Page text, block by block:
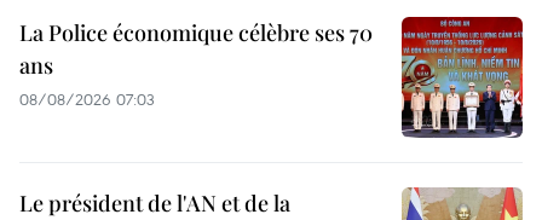
La Police économique célèbre ses 70
ans
08/08/2026 07:03
Le président de l'AN et de la